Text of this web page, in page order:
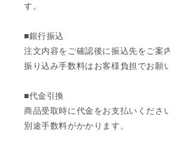
す。
■銀行振込
注文内容をご確認後に振込先をご案
振り込み手数料はお客様負担でお願
■代金引換
商品受取時に代金をお支払いください
別途手数料がかかります。